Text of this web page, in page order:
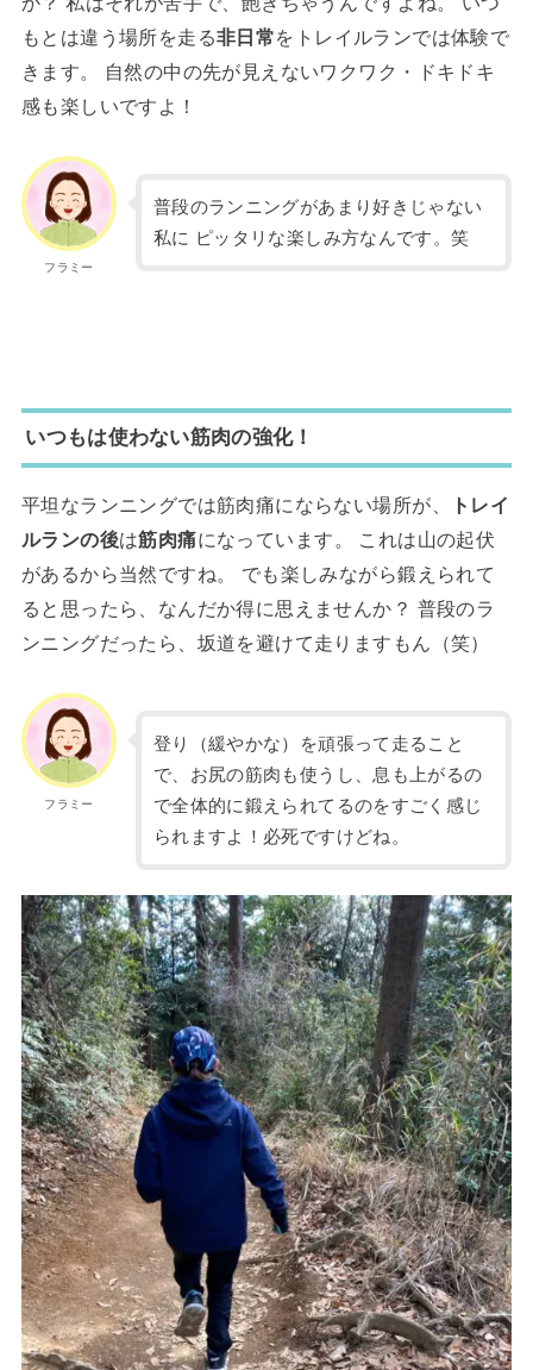
もとは違う場所を走る非日常をトレイルランでは体験で
きます。 自然の中の先が見えないワクワク・ドキドキ
感も楽しいですよ！
フラミー
普段のランニングがあまり好きじゃない
私に ピッタリな楽しみ方なんです。笑
いつもは使わない筋肉の強化！
平坦なランニングでは筋肉痛にならない場所が、
トレイ
ルランの後は筋肉痛になっています。 これは山の起伏
があるから当然ですね。 でも楽しみながら鍛えられて
ると思ったら、なんだか得に思えませんか？ 普段のラ
ンニングだったら、坂道を避けて走りますもん（笑）
フラミー
登り（緩やかな）を頑張って走ること
で、お尻の筋肉も使うし、息も上がるの
で全体的に鍛えられてるのをすごく感じ
られますよ！必死ですけどね。